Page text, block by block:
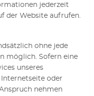
jederzeit
der Website aufrufen.
ohne jede
möglich. Sofern eine
unseres
Internetseite oder
nehmen